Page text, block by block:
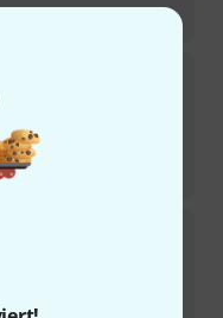
Bass No.66 3/4